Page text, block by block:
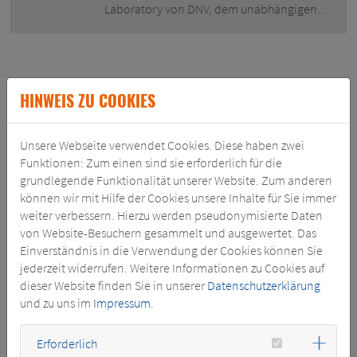
Laboratory von DNV, dem unabhängigen…
NEUIGKEITEN
23.05.2019
HILFE, DIE NACHHALTIG WIRKT
SGB-SMIT POWER MATLA unterstützt Bau
einer High School in Westkap, Südafrika Es
war ein ehrgeiziges Projekt: Lokale
südafrikanische Unternehmen in der
Provinz Westkap hatten den ehrgeizigen
Plan, in der Stadt Bonnievale (ca. 180 km
HINWEIS ZU COOKIES
Unsere Webseite verwendet Cookies. Diese haben zwei
Funktionen: Zum einen sind sie erforderlich für die
grundlegende Funktionalität unserer Website. Zum anderen
können wir mit Hilfe der Cookies unsere Inhalte für Sie immer
weiter verbessern. Hierzu werden pseudonymisierte Daten
von Website-Besuchern gesammelt und ausgewertet. Das
Einverständnis in die Verwendung der Cookies können Sie
jederzeit widerrufen. Weitere Informationen zu Cookies auf
dieser Website finden Sie in unserer Datenschutzerklärung
und zu uns im Impressum
Erforderlich